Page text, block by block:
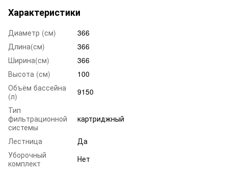
Характеристики
Диаметр (см)
366
Длина(см)
366
Ширина(см)
366
Высота (см)
100
Объём бассейна
(л)
9150
Тип
фильтрационной
системы
картриджный
Лестница
Да
Уборочный
комплект
Нет